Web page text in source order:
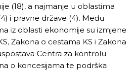
(18), a najmanje u oblastima
i pravne države (4). Među
iz oblasti ekonomije su izmjene
Zakona o cestama KS i Zakona
Centra za kontrolu
o koncesijama te podrška